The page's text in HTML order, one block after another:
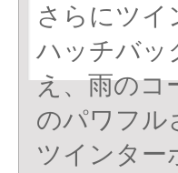
さらにツイ
ハッチバッ
え、雨のコ
のパワフル
ツインター